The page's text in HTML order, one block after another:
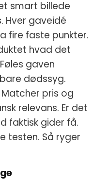
smart billede
Hver gaveidé
fire faste punkter.
hvad det
gaven
dødssyg.
pris og
relevans. Er det
faktisk gider få.
testen. Så ryger